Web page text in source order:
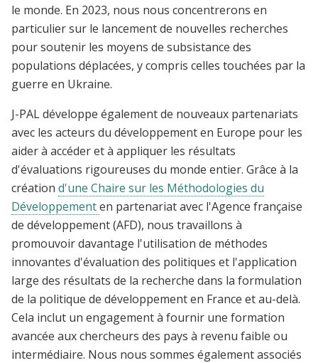
le monde. En 2023, nous nous concentrerons en
particulier sur le lancement de nouvelles recherches
pour soutenir les moyens de subsistance des
populations déplacées, y compris celles touchées par la
guerre en Ukraine.
J-PAL développe également de nouveaux partenariats
avec les acteurs du développement en Europe pour les
aider à accéder et à appliquer les résultats
d'évaluations rigoureuses du monde entier. Grâce à la
création d'une Chaire sur les Méthodologies du
Développementen partenariat avec l'Agence française
de développement (AFD), nous travaillons à
promouvoir davantage l'utilisation de méthodes
innovantes d'évaluation des politiques et l'application
large des résultats de la recherche dans la formulation
de la politique de développement en France et au-delà.
Cela inclut un engagement à fournir une formation
avancée aux chercheurs des pays à revenu faible ou
intermédiaire. Nous nous sommes également associés